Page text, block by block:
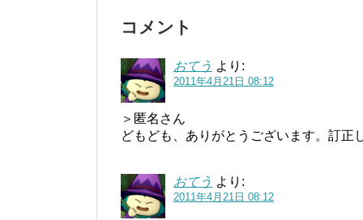
コメント
おてう より:
2011年4月21日 08:12
＞匿名さん
どもども、ありがとうございます。訂正
おてう より:
2011年4月21日 08:12